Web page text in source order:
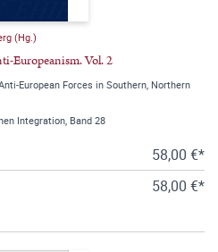
(Hg.)
Europeanism. Vol. 2
European Forces in Southern, Northern
Integration, Band 28
58,00 €*
58,00 €*